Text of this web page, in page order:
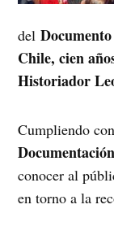
del
Chile, cien
Historiador
Cumpliendo
conocer al
en torno a la